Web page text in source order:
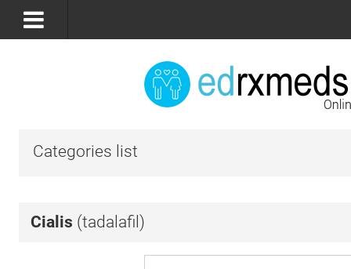
Categories list
Cialis (tadalafil)